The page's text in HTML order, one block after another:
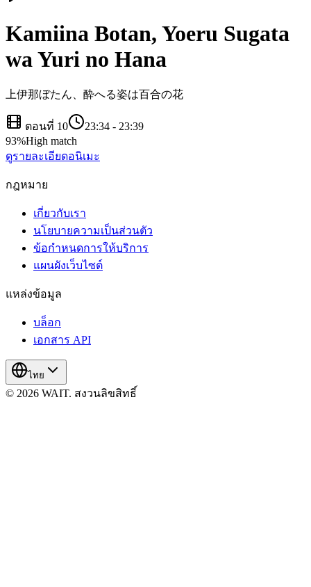
Kamiina Botan, Yoeru Sugata
wa Yuri no Hana
上伊那ぼたん、酔へる姿は百合の花
ตอนที่ 10 23:34 - 23:39
93%High match
ดูรายละเอียดอนิเมะ
กฎหมาย
เกี่ยวกับเรา
นโยบายความเป็นส่วนตัว
ข้อกำหนดการให้บริการ
แผนผังเว็บไซต์
แหล่งข้อมูล
บล็อก
เอกสาร API
ไทย
© 2026 WAIT. สงวนลิขสิทธิ์